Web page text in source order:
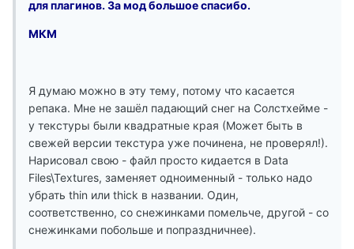
для плагинов. За мод большое спасибо.
МКМ
Я думаю можно в эту тему, потому что касается
репака. Мне не зашёл падающий снег на Солстхейме -
у текстуры были квадратные края (Может быть в
свежей версии текстура уже починена, не проверял!).
Нарисовал свою - файл просто кидается в Data
Files\Textures, заменяет одноименный - только надо
убрать thin или thick в названии. Один,
соответственно, со снежинками помельче, другой - со
снежинками побольше и попраздничнее).